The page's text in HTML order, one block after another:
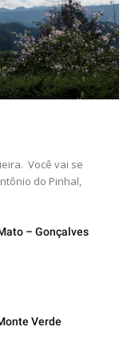
Você vai se
do Pinhal,
– Gonçalves
Verde